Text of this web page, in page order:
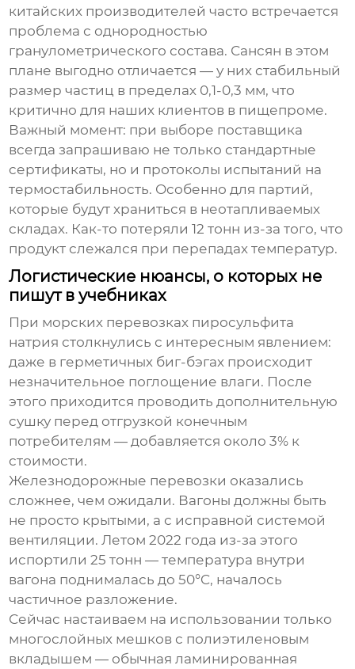
китайских производителей часто встречается
проблема с однородностью
гранулометрического состава. Сансян в этом
плане выгодно отличается — у них стабильный
размер частиц в пределах 0,1-0,3 мм, что
критично для наших клиентов в пищепроме.
Важный момент: при выборе поставщика
всегда запрашиваю не только стандартные
сертификаты, но и протоколы испытаний на
термостабильность. Особенно для партий,
которые будут храниться в неотапливаемых
складах. Как-то потеряли 12 тонн из-за того, что
продукт слежался при перепадах температур.
Логистические нюансы, о которых не
пишут в учебниках
При морских перевозках пиросульфита
натрия столкнулись с интересным явлением:
даже в герметичных биг-бэгах происходит
незначительное поглощение влаги. После
этого приходится проводить дополнительную
сушку перед отгрузкой конечным
потребителям — добавляется около 3% к
стоимости.
Железнодорожные перевозки оказались
сложнее, чем ожидали. Вагоны должны быть
не просто крытыми, а с исправной системой
вентиляции. Летом 2022 года из-за этого
испортили 25 тонн — температура внутри
вагона поднималась до 50°C, началось
частичное разложение.
Сейчас настаиваем на использовании только
многослойных мешков с полиэтиленовым
вкладышем — обычная ламинированная